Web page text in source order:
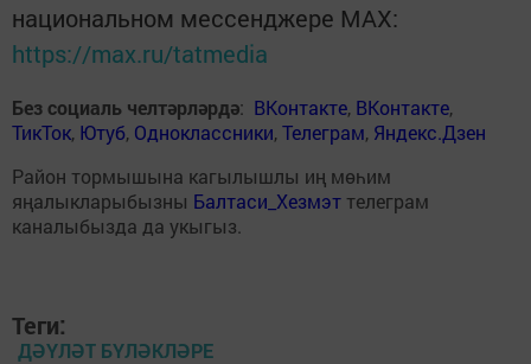
национальном мессенджере MАХ:
https://max.ru/tatmedia
Без социаль челтәрләрдә: ВКонтакте, ВКонтакте,
ТикТок, Ютуб, Одноклассники,Телеграм, Яндекс.Дзен
Район тормышына кагылышлы иң мөһим
яңалыкларыбызны Балтаси_Хезмэт телеграм
каналыбызда да укыгыз.
Теги:
ДӘҮЛӘТ БҮЛӘКЛӘРЕ